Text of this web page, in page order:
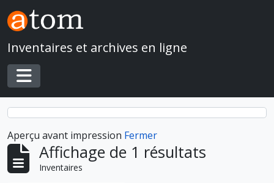
Skip to main content
Inventaires et archives en ligne
Toggle navigation
Aperçu avant impression Fermer
Affichage de 1 résultats
Inventaires